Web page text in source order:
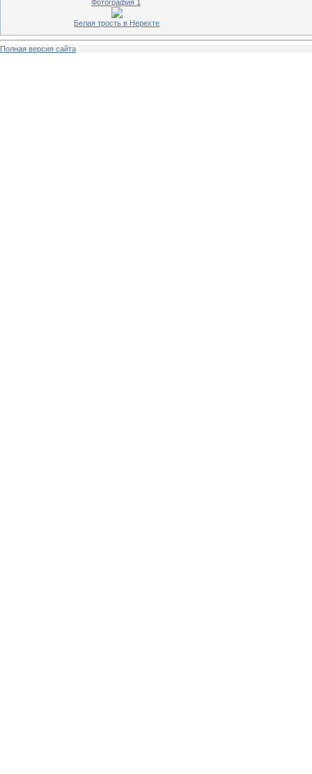
Фотография 1
Белая трость в Нерехте
Полная версия сайта